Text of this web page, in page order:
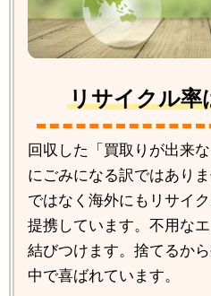
リサイクル率
回収した「買取りが出来
にごみになる訳ではあり
ではなく海外にもリサイ
提携しています。不用な
結びつけます。捨てるか
中で喜ばれています。